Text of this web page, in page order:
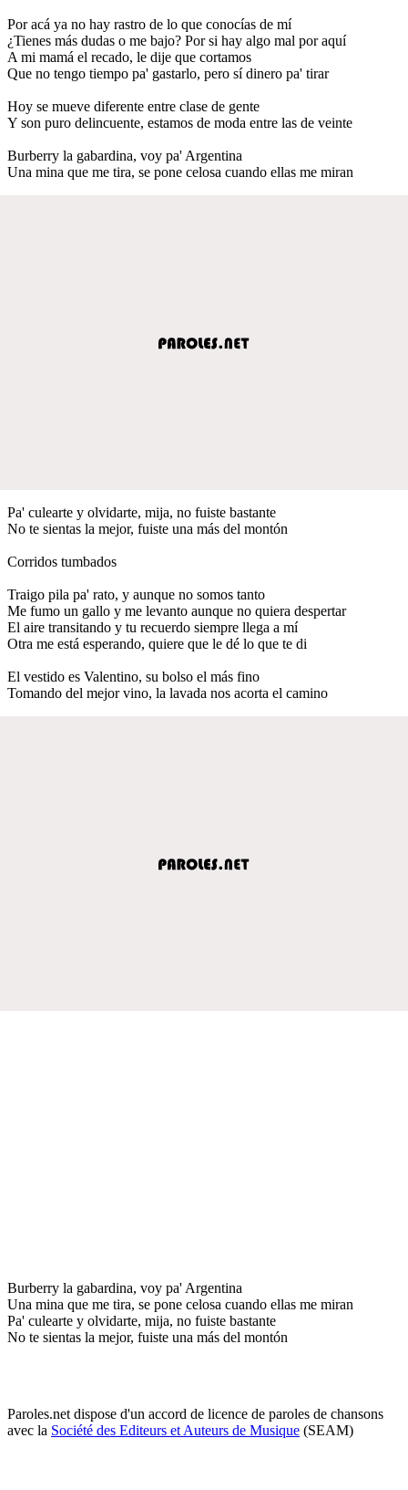
Por acá ya no hay rastro de lo que conocías de mí
¿Tienes más dudas o me bajo? Por si hay algo mal por aquí
A mi mamá el recado, le dije que cortamos
Que no tengo tiempo pa' gastarlo, pero sí dinero pa' tirar
Hoy se mueve diferente entre clase de gente
Y son puro delincuente, estamos de moda entre las de veinte
Burberry la gabardina, voy pa' Argentina
Una mina que me tira, se pone celosa cuando ellas me miran
Pa' culearte y olvidarte, mija, no fuiste bastante
No te sientas la mejor, fuiste una más del montón
Corridos tumbados
Traigo pila pa' rato, y aunque no somos tanto
Me fumo un gallo y me levanto aunque no quiera despertar
El aire transitando y tu recuerdo siempre llega a mí
Otra me está esperando, quiere que le dé lo que te di
El vestido es Valentino, su bolso el más fino
Tomando del mejor vino, la lavada nos acorta el camino
Burberry la gabardina, voy pa' Argentina
Una mina que me tira, se pone celosa cuando ellas me miran
Pa' culearte y olvidarte, mija, no fuiste bastante
No te sientas la mejor, fuiste una más del montón
Paroles.net dispose d'un accord de licence de paroles de chansons
avec la Société des Editeurs et Auteurs de Musique (SEAM)